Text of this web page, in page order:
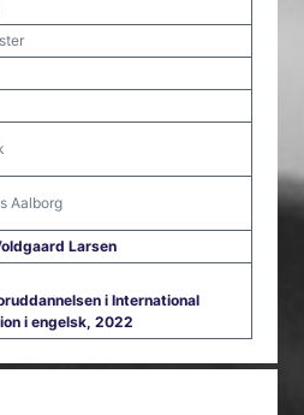
Aalborg
Larsen
i International
i engelsk, 2022